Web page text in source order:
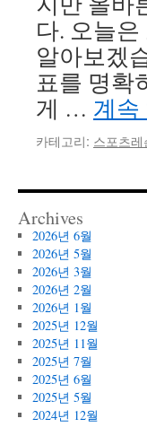
다. 오늘
알아보겠
표를 명확
게 … 계속
카테고리: 스포츠레
Archives
2026년 6월
2026년 5월
2026년 3월
2026년 2월
2026년 1월
2025년 12월
2025년 11월
2025년 7월
2025년 6월
2025년 5월
2024년 12월